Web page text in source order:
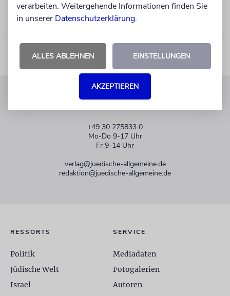
+49 30 275833 0
Mo-Do 9-17 Uhr
Fr 9-14 Uhr
verlag@juedische-allgemeine.de
redaktion@juedische-allgemeine.de
RESSORTS
Politik
Jüdische Welt
Israel
SERVICE
Mediadaten
Fotogalerien
Autoren
verarbeiten. Weitergehende Informationen finden Sie
in unserer Datenschutzerklärung.
ALLES ABLEHNEN EINSTELLUNGEN
AKZEPTIEREN